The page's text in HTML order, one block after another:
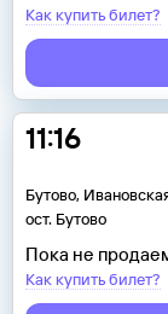
Как купить билет?
11:16
Бутово,
ост. Бутово
Пока не
Как купить билет?